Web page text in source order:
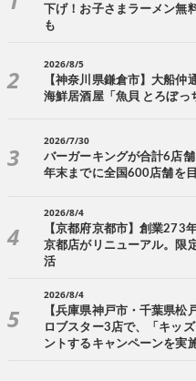
下げ！お子さまラーメン無
も
2026/8/5
【神奈川県鎌倉市】大船仲
海鮮居酒屋「魚貝 とろぼっ
2026/7/30
バーガーキングが合計6店
年末までに全国600店舗を
2026/8/4
【京都府京都市】創業273
京都店がリニューアル。限
活
2026/8/4
【兵庫県神戸市・千葉県松
ロブスター3店で、「キッ
ントするキャンペーンを実